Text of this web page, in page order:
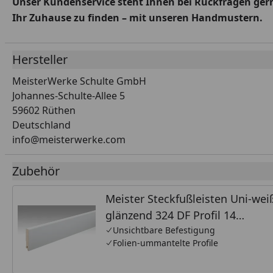
Ihr Zuhause zu finden – mit unseren Handmustern.
Hersteller
MeisterWerke Schulte GmbH
Johannes-Schulte-Allee 5
59602 Rüthen
Deutschland
info@meisterwerke.com
Zubehör
Meister Steckfußleisten Uni-
glänzend 324 DF Profil 14
MK/15MK/16MK
Unsichtbare Befestigung
Folien-ummantelte Profile